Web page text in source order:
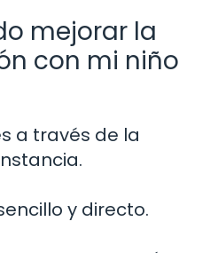
mejorar la
con mi niño
a través de la
y directo.